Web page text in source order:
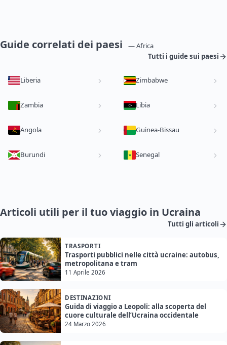
Guide correlati dei paesi
— Africa
Tutti i guide sui paesi
Liberia Zimbabwe
Zambia Libia
Angola Guinea-Bissau
Burundi Senegal
Articoli utili per il tuo viaggio in Ucraina
Tutti gli articoli
TRASPORTI
Trasporti pubblici nelle città ucraine: autobus,
metropolitana e tram
11 Aprile 2026
DESTINAZIONI
Guida di viaggio a Leopoli: alla scoperta del
cuore culturale dell’Ucraina occidentale
24 Marzo 2026